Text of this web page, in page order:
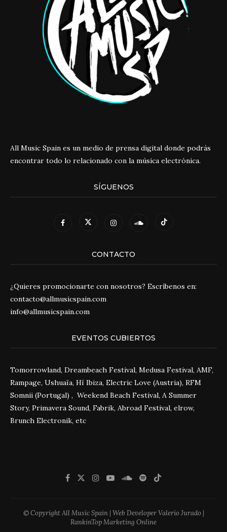
All Music Spain es un medio de prensa digital donde podrás
encontrar todo lo relacionado con la música electrónica.
SÍGUENOS
CONTACTO
¿Quieres promocionarte con nosotros? Escríbenos en:
contacto@allmusicspain.com
info@allmusicspain.com
EVENTOS CUBIERTOS
Tomorrowland, Dreambeach Festival, Medusa Festival, AMF,
Rampage, Ushuaïa, Hï Ibiza, Electric Love (Austria), RFM
Somnii (Portugal) , Weekend Beach Festival, A Summer
Story, Primavera Sound, Fabrik, Abroad Festival, elrow,
Brunch Electronik, etc
© Copyright All Music Spain | Web Developer Valerio Jurado |
RankinTop Marketing Online